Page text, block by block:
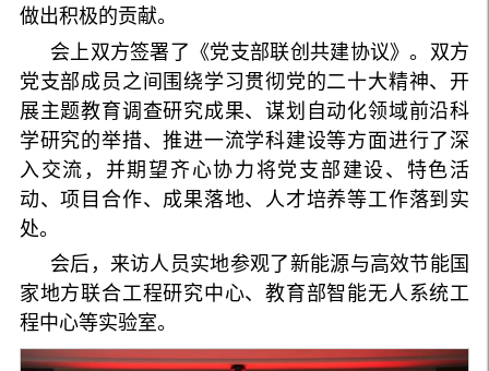
做出积极的贡献。
会上双方签署了《党支部联创共建协议》。双方
党支部成员之间围绕学习贯彻党的二十大精神、开
展主题教育调查研究成果、谋划自动化领域前沿科
学研究的举措、推进一流学科建设等方面进行了深
入交流，并期望齐心协力将党支部建设、特色活
动、项目合作、成果落地、人才培养等工作落到实
处。
会后，来访人员实地参观了新能源与高效节能国
家地方联合工程研究中心、教育部智能无人系统工
程中心等实验室。